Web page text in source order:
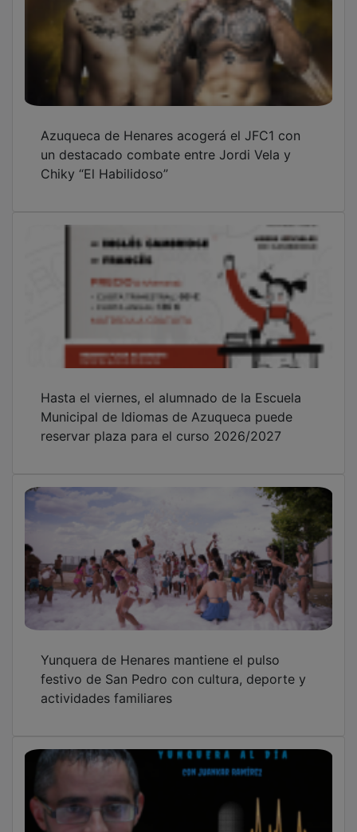
un destacado combate entre Jordi Vela y
Chiky “El Habilidoso”
Municipal de Idiomas de Azuqueca puede
reservar plaza para el curso 2026/2027
festivo de San Pedro con cultura, deporte y
actividades familiares